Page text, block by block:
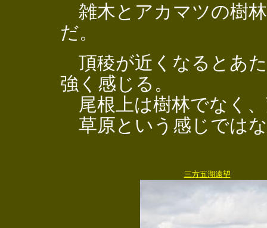
雑木とアカマツの樹
だ。
頂稜が近くなるとあ
強く感じる。
尾根上は樹林でなく
草原という感じでは
三方五湖遠望